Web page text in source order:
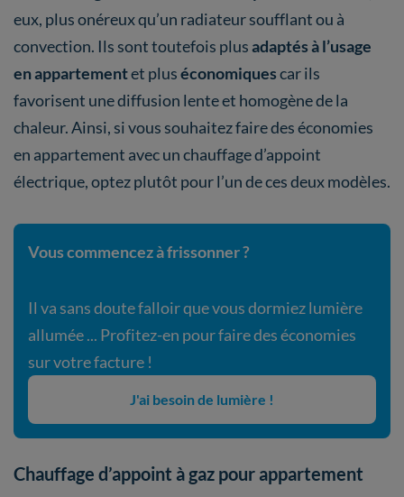
eux, plus onéreux qu’un radiateur soufflant ou à
convection. Ils sont toutefois plusadaptés à l’usage
en appartementet pluséconomiquescar ils
favorisent une diffusion lente et homogène de la
chaleur. Ainsi, si vous souhaitez faire des économies
en appartement avec un chauffage d’appoint
électrique, optez plutôt pour l’un de ces deux modèles.
Vous commencez à frissonner ?
Il va sans doute falloir que vous dormiez lumière
allumée ... Profitez-en pour faire des économies
sur votre facture !
J'ai besoin de lumière !
Chauffage d’appoint à gaz pour appartement